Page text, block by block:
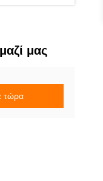
μας
τώρα